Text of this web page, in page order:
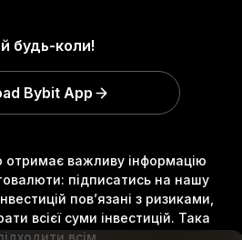
отримає важливу інформацію
підписатись на нашу
пов’язані з ризиками,
всієї суми інвестицій. Така
всім.
будь-коли!
Bybit App